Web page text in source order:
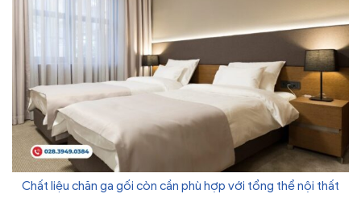
Chất liệu chăn ga gối còn cần phù hợp với tổng thể nội thất